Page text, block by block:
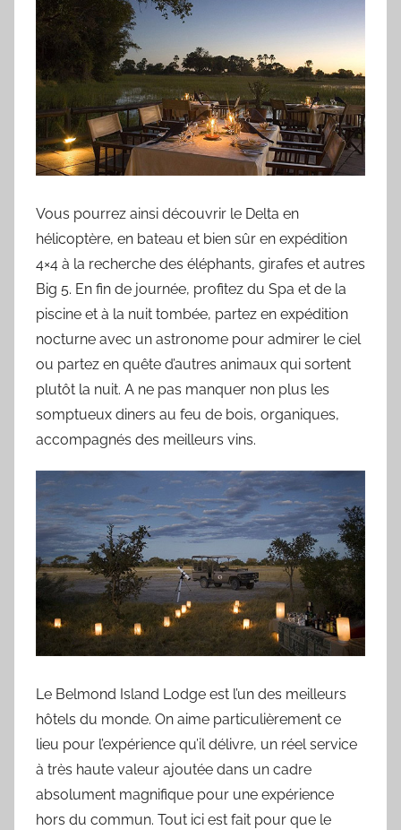
Vous pourrez ainsi découvrir le Delta en
hélicoptère, en bateau et bien sûr en expédition
4×4 à la recherche des éléphants, girafes et autres
Big 5. En fin de journée, profitez du Spa et de la
piscine et à la nuit tombée, partez en expédition
nocturne avec un astronome pour admirer le ciel
ou partez en quête d’autres animaux qui sortent
plutôt la nuit. A ne pas manquer non plus les
somptueux diners au feu de bois, organiques,
accompagnés des meilleurs vins.
Le Belmond Island Lodge est l’un des meilleurs
hôtels du monde. On aime particulièrement ce
lieu pour l’expérience qu’il délivre, un réel service
à très haute valeur ajoutée dans un cadre
absolument magnifique pour une expérience
hors du commun. Tout ici est fait pour que le